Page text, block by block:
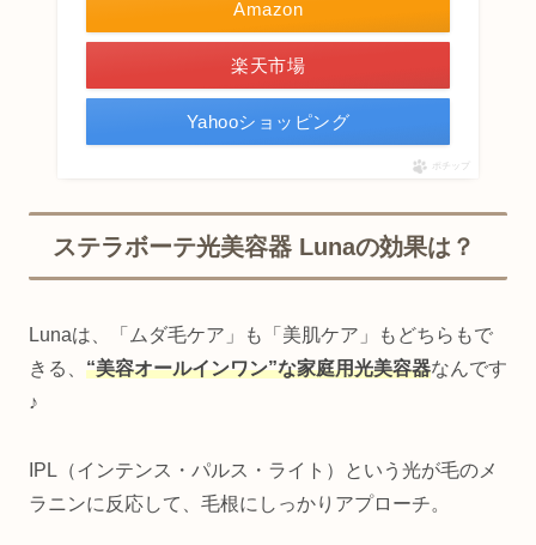
Amazon
楽天市場
Yahooショッピング
ポチップ
ステラボーテ光美容器 Lunaの効果は？
Lunaは、「ムダ毛ケア」も「美肌ケア」もどちらもで
きる、 “美容オールインワン”な家庭用光美容器なんです
♪
IPL（インテンス・パルス・ライト）という光が毛のメ
ラニンに反応して、毛根にしっかりアプローチ。